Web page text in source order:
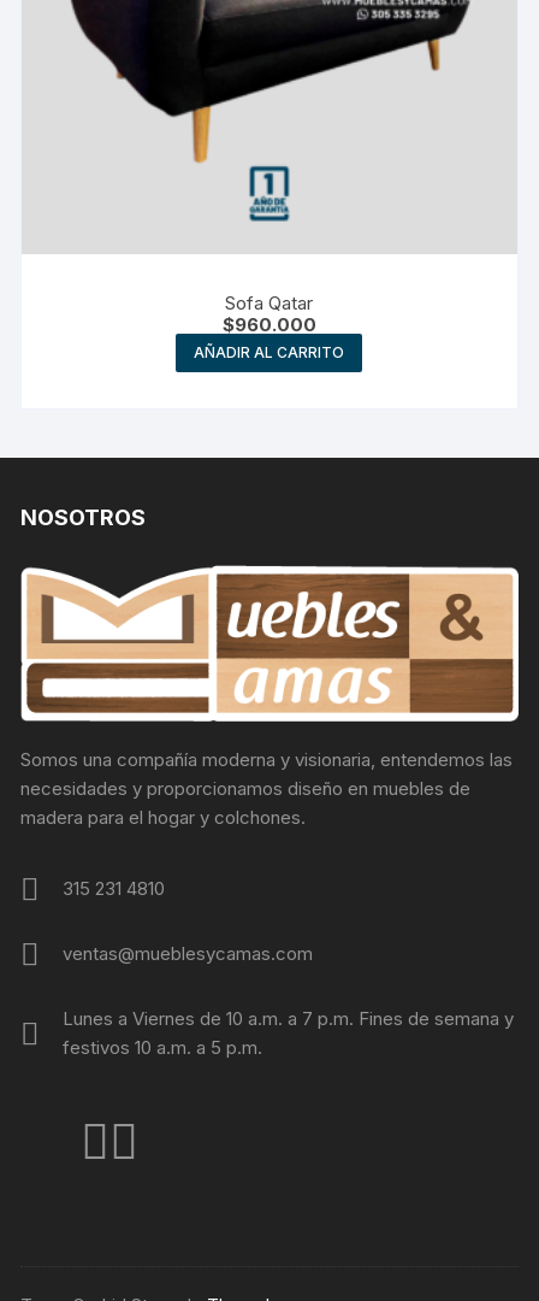
Sofa Qatar
$960.000
AÑADIR AL CARRITO
NOSOTROS
Somos una compañía moderna y visionaria, entendemos las
necesidades y proporcionamos diseño en muebles de
madera para el hogar y colchones.
315 231 4810
ventas@mueblesycamas.com
Lunes a Viernes de 10 a.m. a 7 p.m. Fines de semana y
festivos 10 a.m. a 5 p.m.